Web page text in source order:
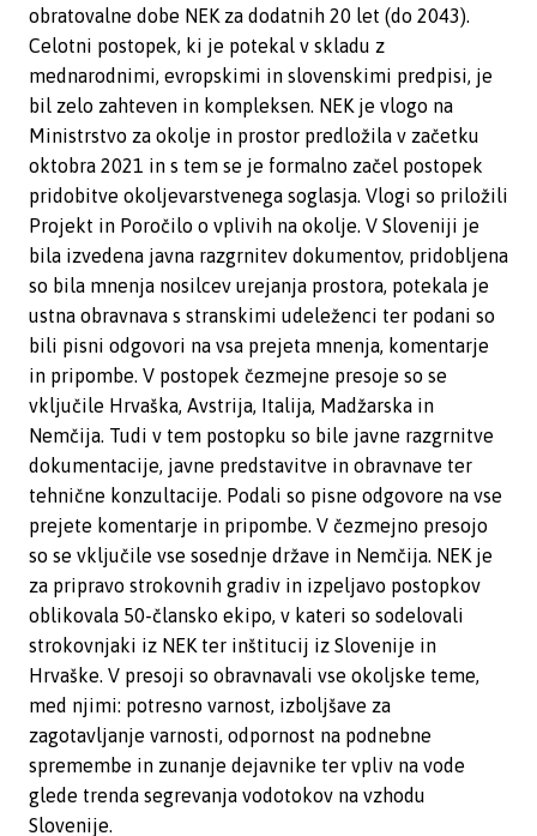
obratovalne dobe NEK za dodatnih 20 let (do 2043).
Celotni postopek, ki je potekal v skladu z
mednarodnimi, evropskimi in slovenskimi predpisi, je
bil zelo zahteven in kompleksen. NEK je vlogo na
Ministrstvo za okolje in prostor predložila v začetku
oktobra 2021 in s tem se je formalno začel postopek
pridobitve okoljevarstvenega soglasja. Vlogi so priložili
Projekt in Poročilo o vplivih na okolje. V Sloveniji je
bila izvedena javna razgrnitev dokumentov, pridobljena
so bila mnenja nosilcev urejanja prostora, potekala je
ustna obravnava s stranskimi udeleženci ter podani so
bili pisni odgovori na vsa prejeta mnenja, komentarje
in pripombe. V postopek čezmejne presoje so se
vključile Hrvaška, Avstrija, Italija, Madžarska in
Nemčija. Tudi v tem postopku so bile javne razgrnitve
dokumentacije, javne predstavitve in obravnave ter
tehnične konzultacije. Podali so pisne odgovore na vse
prejete komentarje in pripombe. V čezmejno presojo
so se vključile vse sosednje države in Nemčija. NEK je
za pripravo strokovnih gradiv in izpeljavo postopkov
oblikovala 50-člansko ekipo, v kateri so sodelovali
strokovnjaki iz NEK ter inštitucij iz Slovenije in
Hrvaške. V presoji so obravnavali vse okoljske teme,
med njimi: potresno varnost, izboljšave za
zagotavljanje varnosti, odpornost na podnebne
spremembe in zunanje dejavnike ter vpliv na vode
glede trenda segrevanja vodotokov na vzhodu
Slovenije.